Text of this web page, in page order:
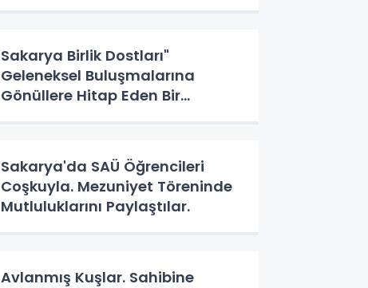
Sakarya Birlik Dostları"
Geleneksel Buluşmalarına
Gönüllere Hitap Eden Bir
Sakarya'da SAÜ Öğrencileri
Coşkuyla. Mezuniyet Töreninde
Mutluluklarını Paylaştılar.
Avlanmış Kuşlar. Sahibine